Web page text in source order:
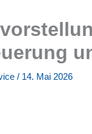
/ 14. Mai 2026